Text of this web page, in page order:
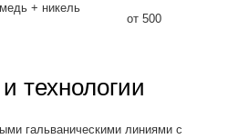
+ никель
от 500
технологии
гальваническими линиями с